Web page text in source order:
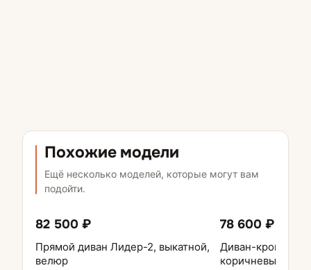
Похожие модели
Ещё несколько моделей, которые могут вам
подойти.
82 500 ₽
Прямой диван Лидер-2, выкатной,
велюр
78 600 ₽
Диван-кровать
коричневый,